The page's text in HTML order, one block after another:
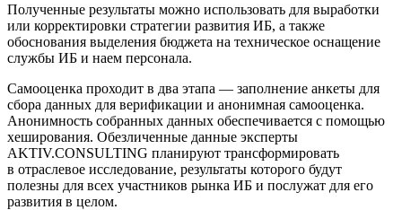
Полученные результаты можно использовать для выработки
или корректировки стратегии развития ИБ, а также
обоснования выделения бюджета на техническое оснащение
службы ИБ и наем персонала.
Самооценка проходит в два этапа — заполнение анкеты для
сбора данных для верификации и анонимная самооценка.
Анонимность собранных данных обеспечивается с помощью
хеширования. Обезличенные данные эксперты
AKTIV.CONSULTING планируют трансформировать
в отраслевое исследование, результаты которого будут
полезны для всех участников рынка ИБ и послужат для его
развития в целом.